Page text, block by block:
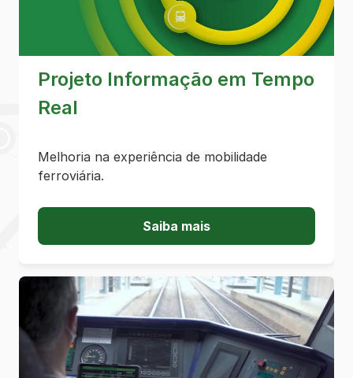
Projeto Informação em Tempo
Real
Melhoria na experiência de mobilidade
ferroviária.
Saiba mais